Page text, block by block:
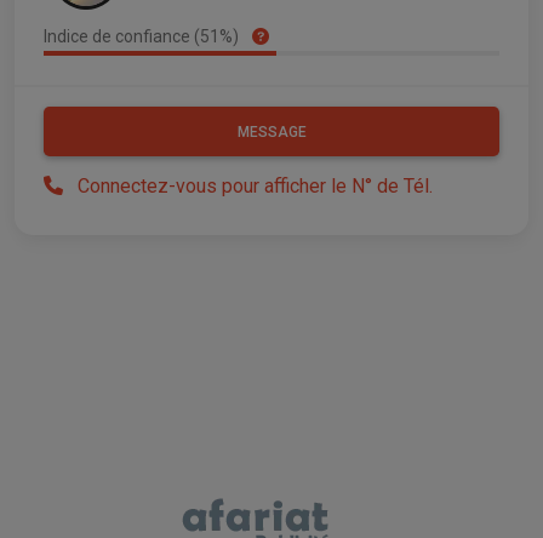
Indice de confiance (51%)
MESSAGE
Connectez-vous pour afficher le N° de Tél.